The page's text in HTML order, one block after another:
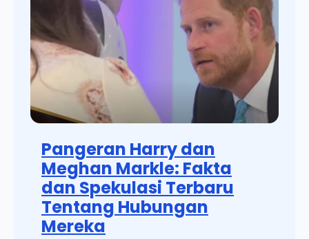
Pangeran Harry dan
Meghan Markle: Fakta
dan Spekulasi Terbaru
Tentang Hubungan
Mereka